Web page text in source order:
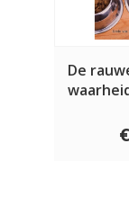
De
je hond